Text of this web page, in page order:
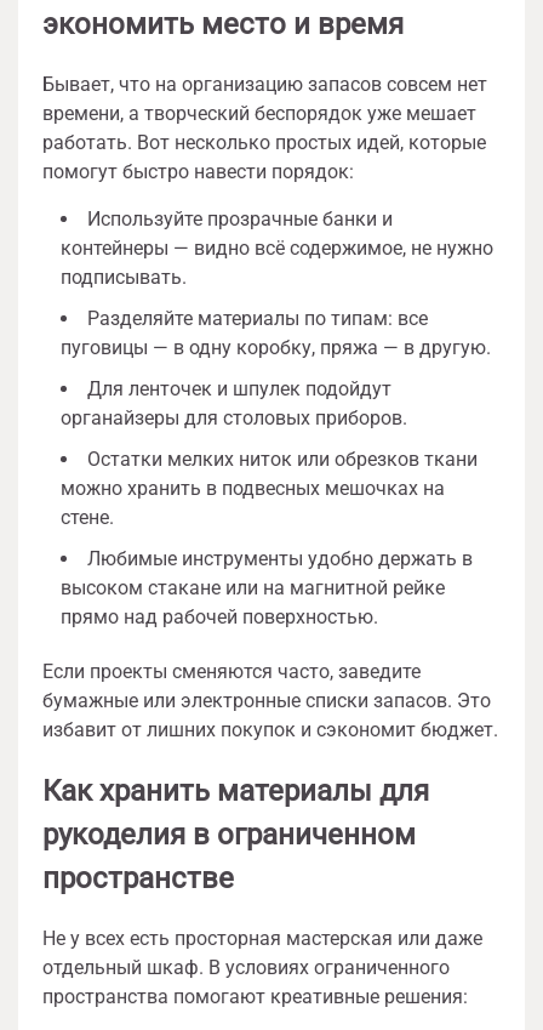
экономить место и время
Бывает, что на организацию запасов совсем нет
времени, а творческий беспорядок уже мешает
работать. Вот несколько простых идей, которые
помогут быстро навести порядок:
Используйте прозрачные банки и
контейнеры — видно всё содержимое, не нужно
подписывать.
Разделяйте материалы по типам: все
пуговицы — в одну коробку, пряжа — в другую.
Для ленточек и шпулек подойдут
органайзеры для столовых приборов.
Остатки мелких ниток или обрезков ткани
можно хранить в подвесных мешочках на
стене.
Любимые инструменты удобно держать в
высоком стакане или на магнитной рейке
прямо над рабочей поверхностью.
Если проекты сменяются часто, заведите
бумажные или электронные списки запасов. Это
избавит от лишних покупок и сэкономит бюджет.
Как хранить материалы для
рукоделия в ограниченном
пространстве
Не у всех есть просторная мастерская или даже
отдельный шкаф. В условиях ограниченного
пространства помогают креативные решения: